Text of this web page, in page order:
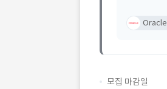
Oracle
모집 마감일